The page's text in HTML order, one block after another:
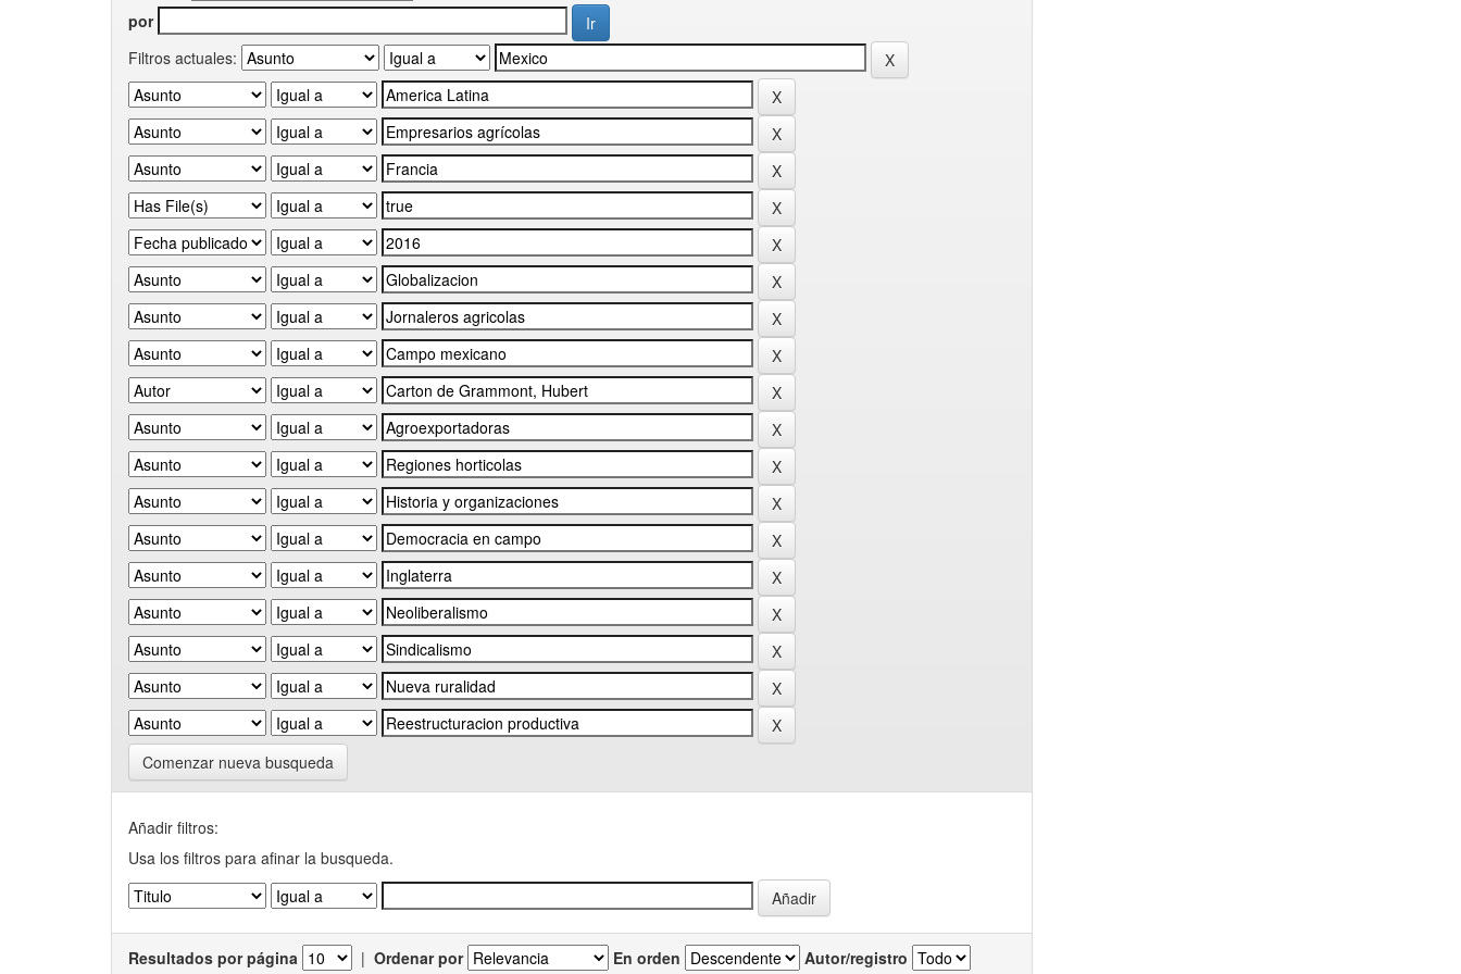
por
Filtros actuales:
Comenzar nueva busqueda
Añadir filtros:
Usa los filtros para afinar la busqueda.
Resultados por página | Ordenar por En orden Autor/registro